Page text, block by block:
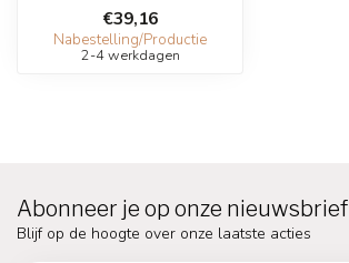
€39,16
Nabestelling/Productie
2-4 werkdagen
Abonneer je op onze nieuwsbrief
Blijf op de hoogte over onze laatste acties